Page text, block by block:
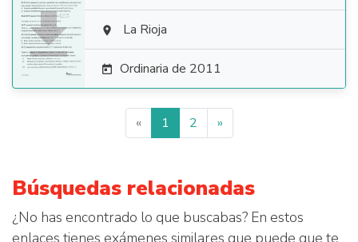
  La Rioja
 Ordinaria de 2011
« 1 2 »
Búsquedas relacionadas
¿No has encontrado lo que buscabas? En estos
enlaces tienes exámenes similares que puede que te